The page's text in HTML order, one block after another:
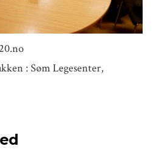
: Søm Legesenter,